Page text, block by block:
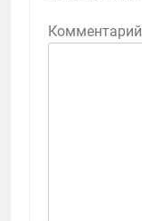
Комментарий